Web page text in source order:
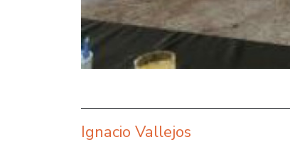
Ignacio Vallejos